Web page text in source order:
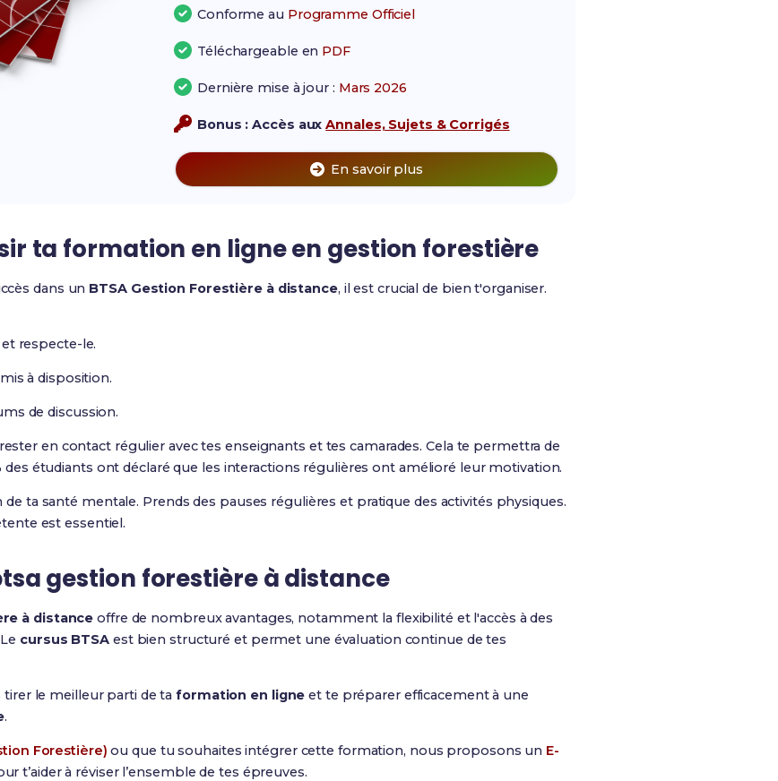
Conforme au Programme Officiel
Téléchargeable en PDF
Dernière mise à jour : Mars 2026
Bonus : Accès auxAnnales, Sujets & Corrigés
En savoir plus
ta formation en ligne en gestion forestière
dans un BTSA Gestion Forestière à distance, il est crucial de bien t'organiser.
respecte-le.
à disposition.
de discussion.
en contact régulier avec tes enseignants et tes camarades. Cela te permettra de
des étudiants ont déclaré que les interactions régulières ont amélioré leur motivation.
ta santé mentale. Prends des pauses régulières et pratique des activités physiques.
est essentiel.
gestion forestière à distance
à distance offre de nombreux avantages, notamment la flexibilité et l'accès à des
cursus BTSA est bien structuré et permet une évaluation continue de tes
tirer le meilleur parti de taformation en ligne et te préparer efficacement à une
.
Forestière) ou que tu souhaites intégrer cette formation, nous proposons un E-
t’aider à réviser l’ensemble de tes épreuves.